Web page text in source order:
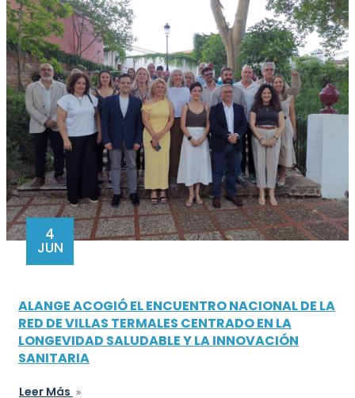
4
JUN
ALANGE ACOGIÓ EL ENCUENTRO NACIONAL DE LA
RED DE VILLAS TERMALES CENTRADO EN LA
LONGEVIDAD SALUDABLE Y LA INNOVACIÓN
SANITARIA
Leer Más